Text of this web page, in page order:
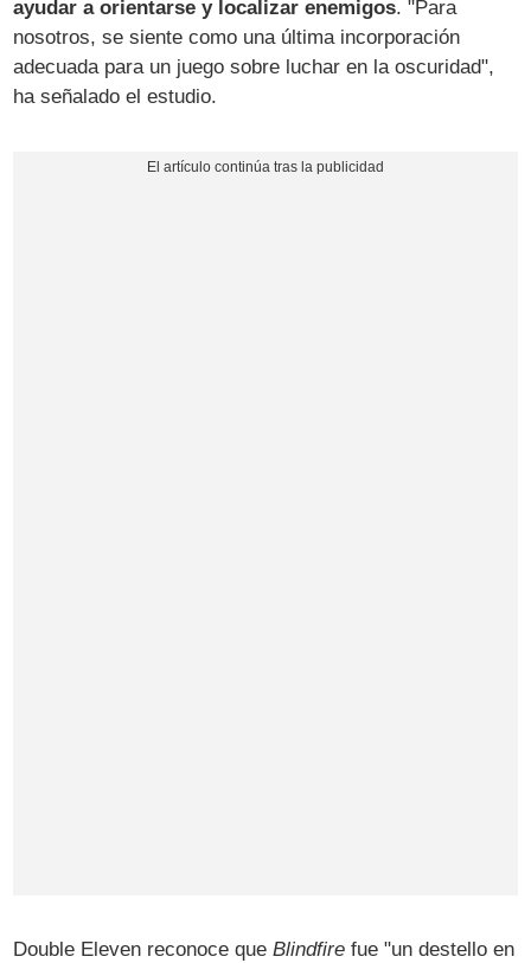
ayudar a orientarse y localizar enemigos. "Para
nosotros, se siente como una última incorporación
adecuada para un juego sobre luchar en la oscuridad",
ha señalado el estudio.
Double Eleven reconoce queBlindfire fue "un destello en